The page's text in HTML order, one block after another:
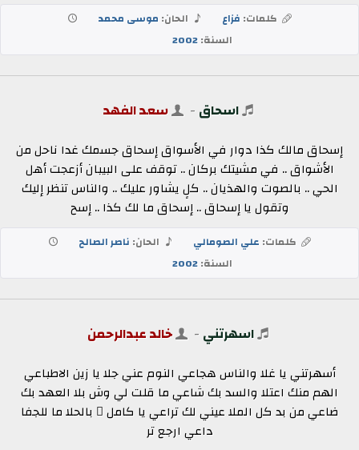
كلمات: فزاع الحان: موسى محمد
السنة:2002
اسحاق - سعد الفهد
إسحاق مالك كذا دوار في الأسواق إسحاق جسمك غدا ناحل من
الأشواق .. في مشيتك بركان .. توقف على البيبان أزعجت أهل
الحي .. بالصوت والهذيان .. كلٍ يشاور عليك .. والناس تنظر إليك
وتقول يا إسحاق .. إسحاق ما لك كذا .. إسح
كلمات: علي الصومالي الحان: ناصر الصالح
السنة:2002
اسهرتني - خالد عبدالرحمن
أسهرتني يا غلا والناس هجاعي النوم عني جلا يا زين الاطباعي
الهم منك اعتلا والسد بك شاعي ما قلت لي وش بلا العهد بك
ضاعي من بد كل الملا عيني لك تراعي يا كامل ٍ بالحلا ما للجفا
داعي ارجع تر